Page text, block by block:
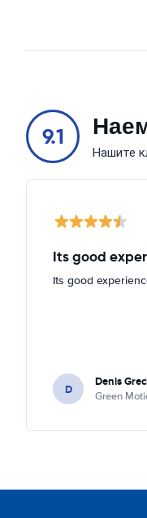
9.1
Нашите
Its good
Its good
D Denis
Green